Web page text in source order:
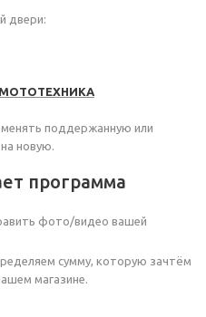
двери:
МОТОТЕХНИКА
поддержанную или
новую.
программа
фото/видео вашей
сумму, которую зачтём
магазине.